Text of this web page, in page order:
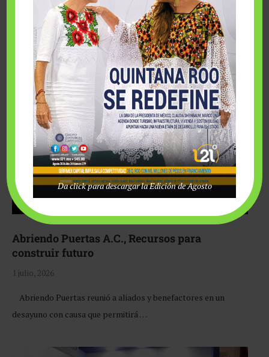
Fairmont Mayakoba y Make-A-Wish México unieron
esfuerzos para hacer realidad el deseo de una …
Abriendo Puertas A.C., Recursos para
construir futuro
1 julio, 2026
Abriendo Puertas reunió a aliados y benefactores en un
desayuno con causa que permitirá …
Da click para descargar la Edición de Agosto